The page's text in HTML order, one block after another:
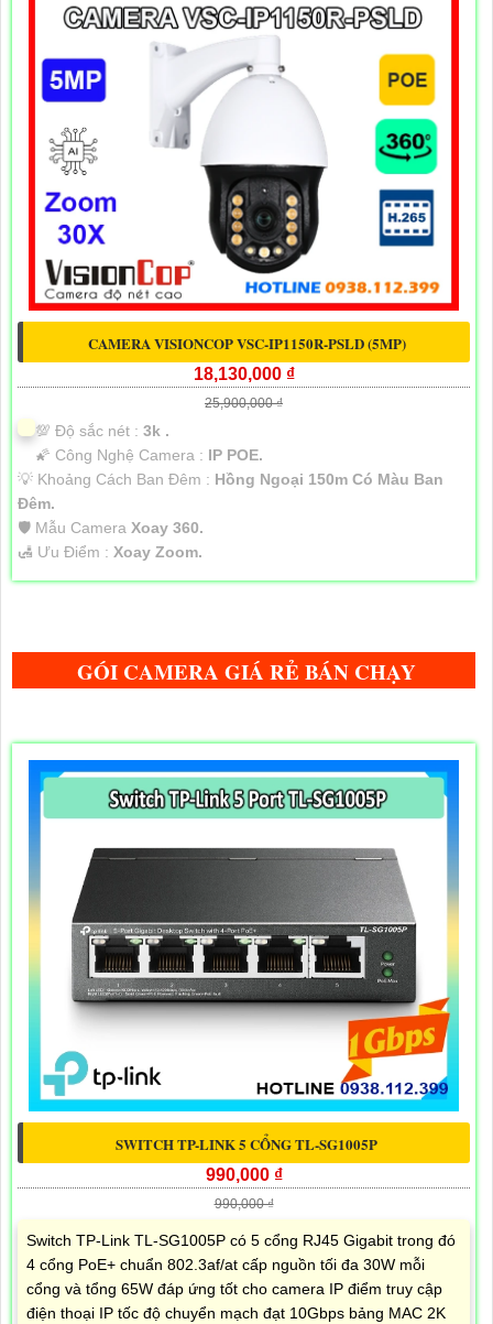
CAMERA VISIONCOP VSC-IP1150R-PSLD (5MP)
18,130,000 ₫
25,900,000 ₫
💯 Độ sắc nét : 3k .
🌠 Công Nghệ Camera : IP POE.
💡 Khoảng Cách Ban Đêm : Hồng Ngoại 150m Có Màu Ban
Ðêm.
🛡 Mẫu Camera Xoay 360.
️🛃 Ưu Điểm : Xoay Zoom.
GÓI CAMERA GIÁ RẺ BÁN CHẠY
SWITCH TP-LINK 5 CỔNG TL-SG1005P
990,000 ₫
990,000 ₫
Switch TP-Link TL-SG1005P có 5 cổng RJ45 Gigabit trong đó
4 cổng PoE+ chuẩn 802.3af/at cấp nguồn tối đa 30W mỗi
cổng và tổng 65W đáp ứng tốt cho camera IP điểm truy cập
điện thoại IP tốc độ chuyển mạch đạt 10Gbps bảng MAC 2K